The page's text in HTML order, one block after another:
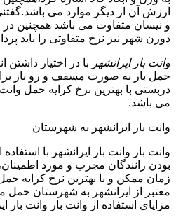
ارزش آن از دیگر موارد می
و نیسان متفاوت می باشد همچنین
دورن شهر نیز نرخ متفاوتی را باید
وانت بار ایرانشهر با در اختیار
حمل بار به صورت مسقف و رو باز
دربستی با بهترین نرخ کرایه حمل
می باشد.
وانت بار ایرانشهر به شهرستان
وانت بار وانت بار ایرانشهر با
بودن رانندگان مجرب و مورد
زمان ممکن و با بهترین نرخ کرایه حمل
معتبر از ایرانشهر به شهرستان حمل
مزایای استفاده از وانت بار وانت بار